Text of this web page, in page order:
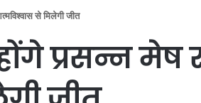
से मिलेगी जीत
प्रसन्न मेष